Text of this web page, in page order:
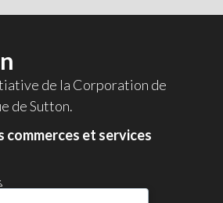
de la Corporation de
de Sutton.
commerces et services